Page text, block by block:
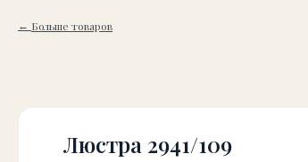
Больше товаров
Люстра 2941/109